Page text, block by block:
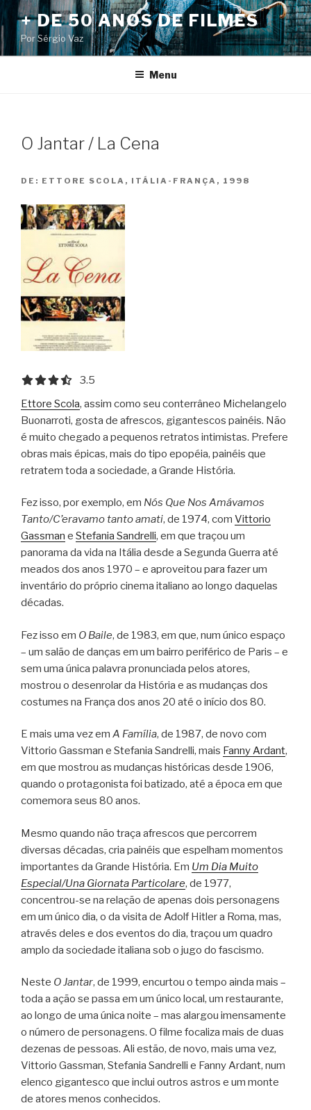
Pular
para
o
conteúdo
+ DE 50 ANOS DE FILMES
Por Sérgio Vaz
Menu
O Jantar / La Cena
DE: ETTORE SCOLA, ITÁLIA-FRANÇA, 1998
3.5 out of 5.0 stars
3.5
Ettore Scola, assim como seu conterrâneo Michelangelo
Buonarroti, gosta de afrescos, gigantescos painéis. Não
é muito chegado a pequenos retratos intimistas. Prefere
obras mais épicas, mais do tipo epopéia, painéis que
retratem toda a sociedade, a Grande História.
Fez isso, por exemplo, em Nós Que Nos Amávamos
Tanto/C’eravamo tanto amati, de 1974, com Vittorio
Gassman e Stefania Sandrelli, em que traçou um
panorama da vida na Itália desde a Segunda Guerra até
meados dos anos 1970 – e aproveitou para fazer um
inventário do próprio cinema italiano ao longo daquelas
décadas.
Fez isso em O Baile, de 1983, em que, num único espaço
– um salão de danças em um bairro periférico de Paris – e
sem uma única palavra pronunciada pelos atores,
mostrou o desenrolar da História e as mudanças dos
costumes na França dos anos 20 até o início dos 80.
E mais uma vez em A Família, de 1987, de novo com
Vittorio Gassman e Stefania Sandrelli, mais Fanny Ardant,
em que mostrou as mudanças históricas desde 1906,
quando o protagonista foi batizado, até a época em que
comemora seus 80 anos.
Mesmo quando não traça afrescos que percorrem
diversas décadas, cria painéis que espelham momentos
importantes da Grande História. Em Um Dia Muito
Especial/Una Giornata Particolare, de 1977,
concentrou-se na relação de apenas dois personagens
em um único dia, o da visita de Adolf Hitler a Roma, mas,
através deles e dos eventos do dia, traçou um quadro
amplo da sociedade italiana sob o jugo do fascismo.
Neste O Jantar, de 1999, encurtou o tempo ainda mais –
toda a ação se passa em um único local, um restaurante,
ao longo de uma única noite – mas alargou imensamente
o número de personagens. O filme focaliza mais de duas
dezenas de pessoas. Ali estão, de novo, mais uma vez,
Vittorio Gassman, Stefania Sandrelli e Fanny Ardant, num
elenco gigantesco que inclui outros astros e um monte
de atores menos conhecidos.